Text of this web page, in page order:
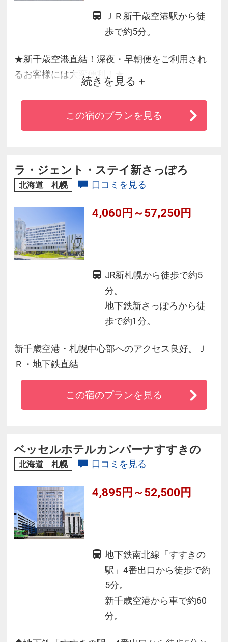
ＪＲ新千歳空港駅から徒
歩で約5分。
★新千歳空港直結！深夜・早朝便をご利用され
るお客様には大変便利！★
ご宿泊のお客様は朝食を無料サービスしており
ます。
また、「新千歳空港温泉」も入場料無料でご利
い。
続きを見る
この宿のプランを見る
ラ・ジェント・ステイ新さっぽろ
北海道 札幌 口コミを見る
4,060円～57,250円
JR新札幌から徒歩で約5
分。
地下鉄新さっぽろから徒
歩で約1分。
新千歳空港・札幌中心部へのアクセス良好。Ｊ
Ｒ・地下鉄直結
この宿のプランを見る
ベッセルホテルカンパーナすすきの
北海道 札幌 口コミを見る
4,895円～52,500円
地下鉄南北線「すすきの
駅」4番出口から徒歩で約
5分。
新千歳空港から車で約60
分。